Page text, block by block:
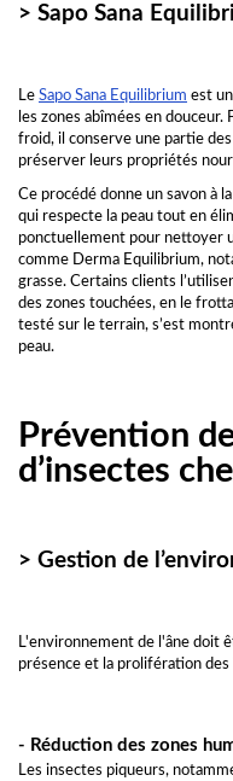
> Sapo Sana
Le Sapo Sana Equilibrium est
les zones abîmées en
froid, il conserve une partie
préserver leurs propriétés
Ce procédé donne un savon à
qui respecte la peau tout en
ponctuellement pour nettoyer
comme Derma Equilibrium,
grasse. Certains clients
des zones touchées, en le
testé sur le terrain, s’est
peau.
Prévention
d’insectes
> Gestion de
L'environnement de l'âne doit
présence et la prolifération
- Réduction des zones
Les insectes piqueurs,